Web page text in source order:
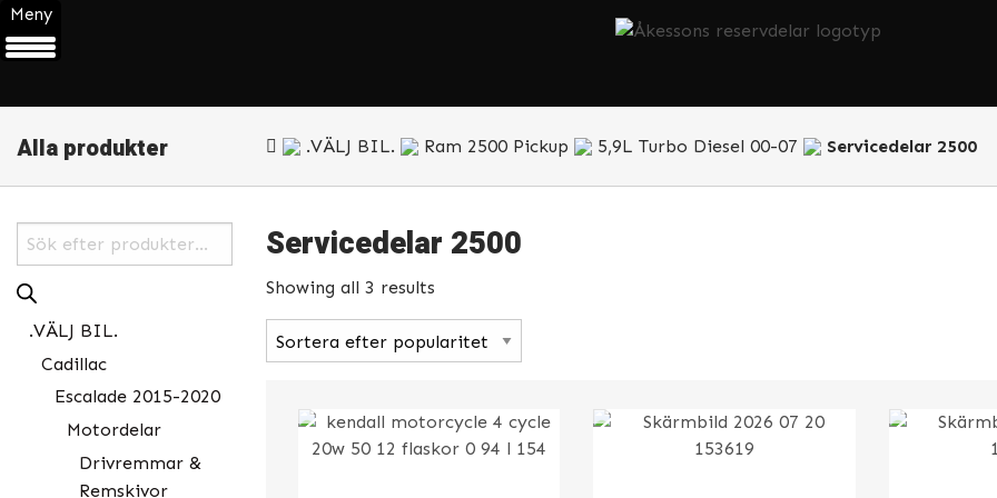
Alla produkter .VÄLJ BIL. Ram 2500 Pickup 5,9L Turbo Diesel 00-07 Servicedelar 2500
Products
search
.VÄLJ BIL.
Cadillac
Escalade 2015-2020
Motordelar
Drivremmar &
Remskivor
Servicedelar 2500
Showing all 3 results
Meny